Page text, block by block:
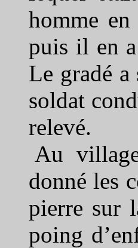
homme
puis il en
Le gradé a
soldat
relevé.
Au
donné les
pierre sur
poing